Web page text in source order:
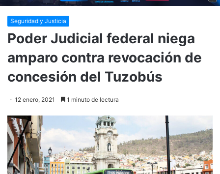
Seguridad y Justicia
Poder Judicial federal niega
amparo contra revocación de
concesión del Tuzobús
12 enero, 2021 1 minuto de lectura